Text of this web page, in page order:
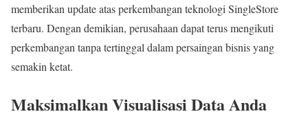
memberikan update atas perkembangan teknologi SingleStore
terbaru. Dengan demikian, perusahaan dapat terus mengikuti
perkembangan tanpa tertinggal dalam persaingan bisnis yang
semakin ketat.
Maksimalkan Visualisasi Data Anda